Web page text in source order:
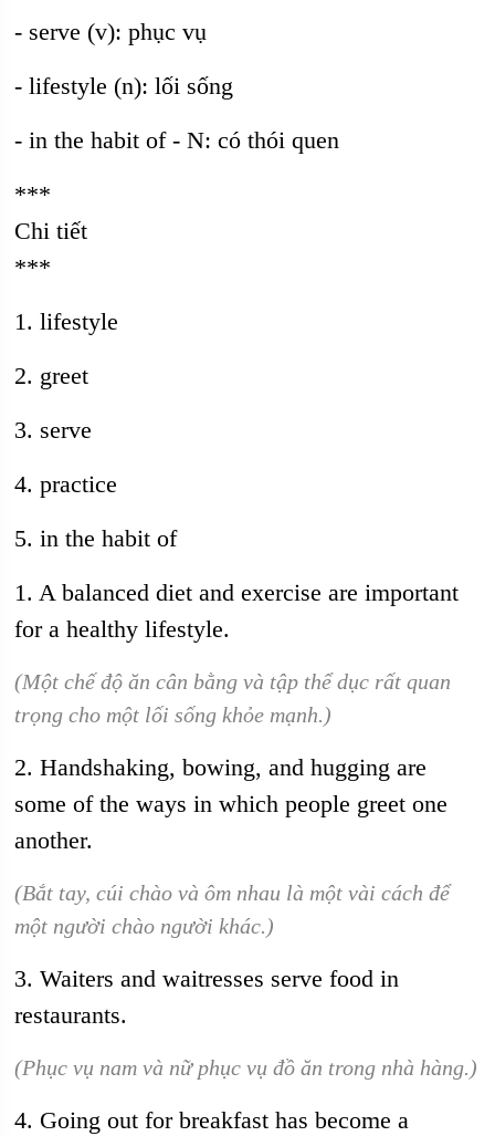
- serve (v): phục vụ
- lifestyle (n): lối sống
- in the habit of - N: có thói quen
***
Chi tiết
***
1. lifestyle
2. greet
3. serve
4. practice
5. in the habit of
1. A balanced diet and exercise are important
for a healthy lifestyle.
(Một chế độ ăn cân bằng và tập thể dục rất quan
trọng cho một lối sống khỏe mạnh.)
2. Handshaking, bowing, and hugging are
some of the ways in which people greet one
another.
(Bắt tay, cúi chào và ôm nhau là một vài cách để
một người chào người khác.)
3. Waiters and waitresses serve food in
restaurants.
(Phục vụ nam và nữ phục vụ đồ ăn trong nhà hàng.)
4. Going out for breakfast has become a